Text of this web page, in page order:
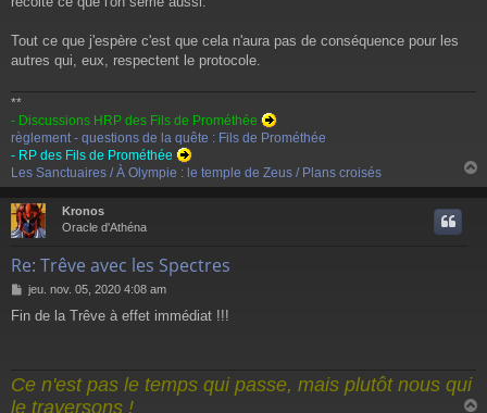
Tout ce que j'espère c'est que cela n'aura pas de conséquence pour les
autres qui, eux, respectent le protocole.
**
- Discussions HRP des Fils de Prométhée
règlement - questions de la quête : Fils de Prométhée
- RP des Fils de Prométhée
Les Sanctuaires / À Olympie : le temple de Zeus / Plans croisés
a
Kronos
Oracle d'Athéna
Re: Trêve avec les Spectres
M
s
e
jeu. nov. 05, 2020 4:08 am
Fin de la Trêve à effet immédiat !!!
Ce n'est pas le temps qui passe, mais plutôt nous qui
le traversons !